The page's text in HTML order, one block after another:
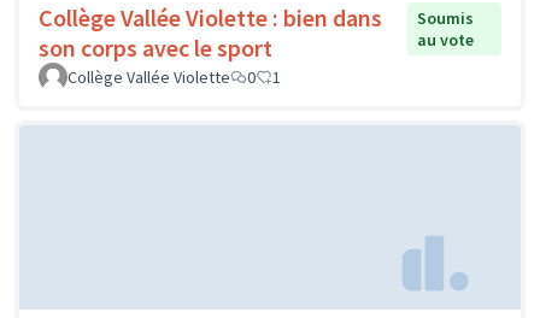
Collège Vallée Violette : bien dans
son corps avec le sport
Soumis
au vote
Collège Vallée Violette
0 1